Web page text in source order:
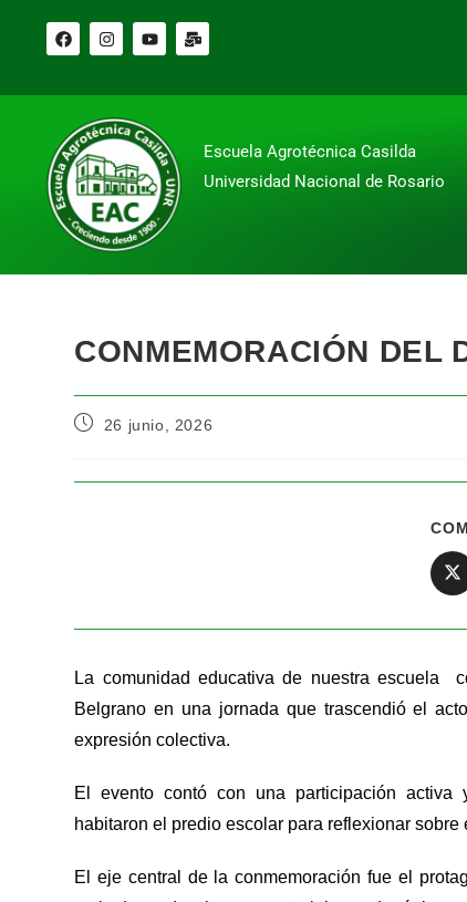
Escuela Agrotécnica Casilda
Universidad Nacional de Rosario
CONMEMORACIÓN DEL
26 junio, 2026
La comunidad educativa de nuestra escuela
Belgrano en una jornada que trascendió el
expresión colectiva.
El evento contó con una participación activa
habitaron el predio escolar para reflexionar
El eje central de la conmemoración fue el